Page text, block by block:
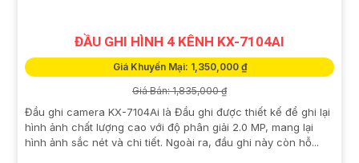
ĐẦU GHI HÌNH 4 KÊNH KX-7104AI
Giá Khuyến Mại: 1,350,000 ₫
Giá Bán: 1,835,000 ₫
Đầu ghi camera KX-7104Ai là Đầu ghi được thiết kế để ghi lại
hình ảnh chất lượng cao với độ phân giải 2.0 MP, mang lại
hình ảnh sắc nét và chi tiết. Ngoài ra, đầu ghi này còn hỗ...